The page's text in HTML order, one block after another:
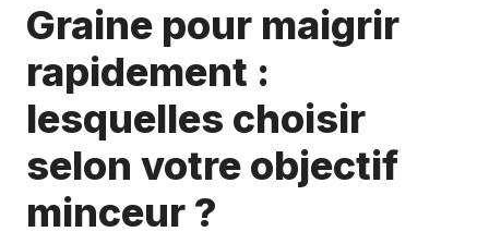
Graine pour maigrir
rapidement :
lesquelles choisir
selon votre objectif
minceur ?